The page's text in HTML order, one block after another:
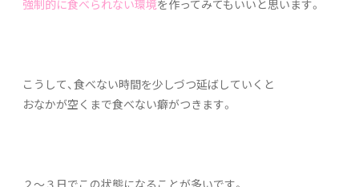
強制的に食べられない環境を作ってみてもいいと思います。
こうして、食べない時間を少しづつ延ばしていくと
おなかが空くまで食べない癖がつきます。
２～３日でこの状態になることが多いです。